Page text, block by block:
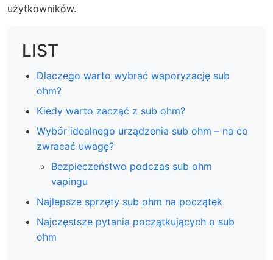
użytkowników.
LIST
Dlaczego warto wybrać waporyzację sub
ohm?
Kiedy warto zacząć z sub ohm?
Wybór idealnego urządzenia sub ohm – na co
zwracać uwagę?
Bezpieczeństwo podczas sub ohm
vapingu
Najlepsze sprzęty sub ohm na początek
Najczęstsze pytania początkujących o sub
ohm